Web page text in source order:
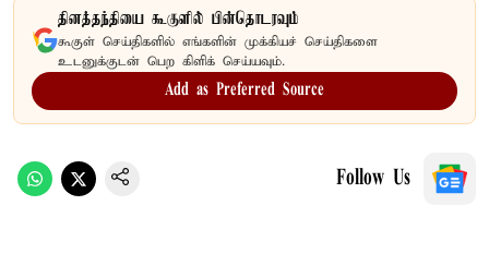
தினத்தந்தியை கூகுளில் பின்தொடரவும்
கூகுள் செய்திகளில் எங்களின் முக்கியச் செய்திகளை
உடனுக்குடன் பெற கிளிக் செய்யவும்.
Add as Preferred Source
Follow Us